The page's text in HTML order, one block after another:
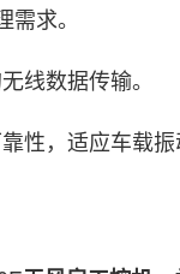
求。
线数据传输。
性，适应车载振